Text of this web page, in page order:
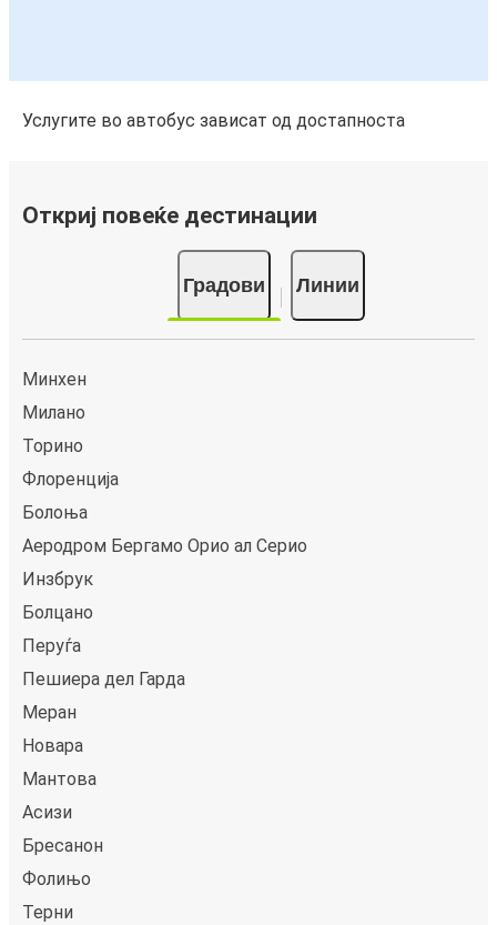
Услугите во автобус зависат од достапноста
Откриј повеќе дестинации
Градови Линии
Минхен
Милано
Торино
Флоренција
Болоња
Аеродром Бергамо Ориo ал Серио
Инзбрук
Болцано
Перуѓа
Пешиера дел Гарда
Меран
Новара
Мантова
Асизи
Бресанон
Фолињо
Терни